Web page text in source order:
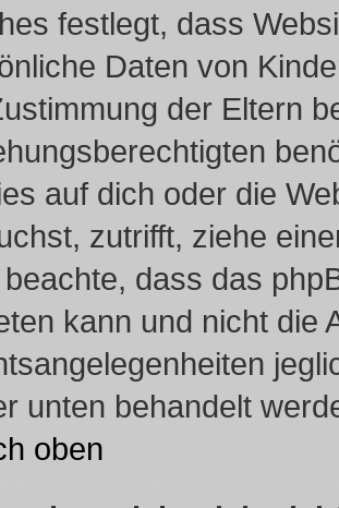
festlegt, dass
Daten von
der Eltern
auf dich oder die
zutrifft, ziehe
beachte, dass das
kann und nicht die
unten behandelt
oben